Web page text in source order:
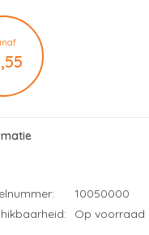
10050000
Op voorraad